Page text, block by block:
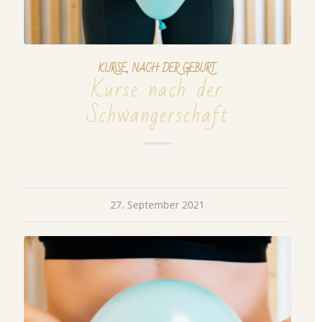
KURSE,NACH DER GEBURT
Kurse nach der
Schwangerschaft
27. September 2021